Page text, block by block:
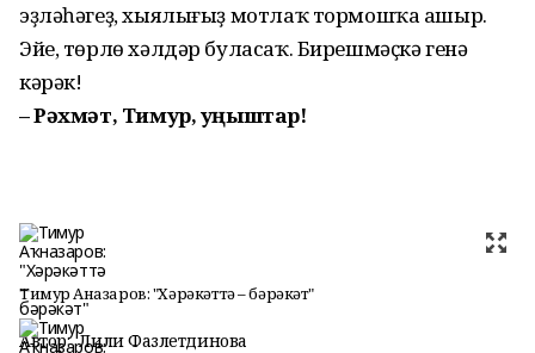
эҙләһәгеҙ, хыялығыҙ мотлаҡ тормошҡа ашыр.
Эйе, төрлө хәлдәр буласаҡ. Бирешмәҫкә генә
кәрәк!
– Рәхмәт, Тимур, уңыштар!
Тимур Аҡназаров: "Хәрәкәттә – бәрәкәт"
Автор: Лилиә Фазлетдинова